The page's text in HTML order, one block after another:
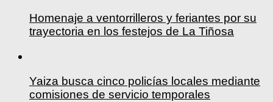
Homenaje a ventorrilleros y feriantes por su
trayectoria en los festejos de La Tiñosa
Yaiza busca cinco policías locales mediante
comisiones de servicio temporales